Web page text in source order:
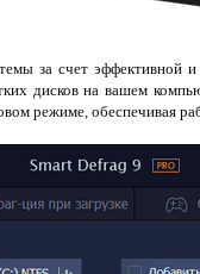
за счет эффективной
дисков на вашем
режиме, обеспечивая